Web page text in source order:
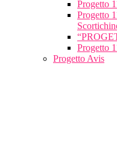
Progetto
Progetto
Progetto
Progetto Avis